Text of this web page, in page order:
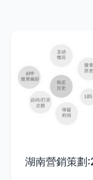
湖南營銷策劃